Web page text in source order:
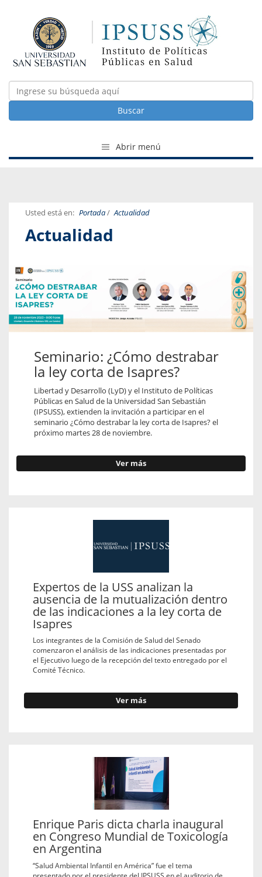
Buscar
Abrir menú
Usted está en: Portada/ Actualidad
Actualidad
Seminario: ¿Cómo destrabar
la ley corta de Isapres?
Libertad y Desarrollo (LyD) y el Instituto de Políticas
Públicas en Salud de la Universidad San Sebastián
(IPSUSS), extienden la invitación a participar en el
seminario ¿Cómo destrabar la ley corta de Isapres? el
próximo martes 28 de noviembre.
Ver más
Expertos de la USS analizan la
ausencia de la mutualización dentro
de las indicaciones a la ley corta de
Isapres
Los integrantes de la Comisión de Salud del Senado
comenzaron el análisis de las indicaciones presentadas por
el Ejecutivo luego de la recepción del texto entregado por el
Comité Técnico.
Ver más
Enrique Paris dicta charla inaugural
en Congreso Mundial de Toxicología
en Argentina
“Salud Ambiental Infantil en América” fue el tema